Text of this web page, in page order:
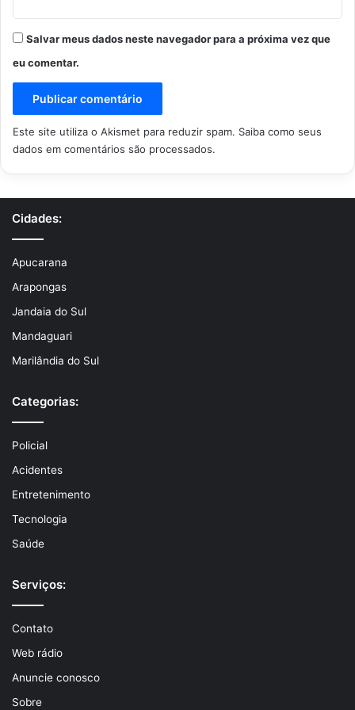
Salvar meus dados neste navegador para a próxima vez que
eu comentar.
Este site utiliza o Akismet para reduzir spam. Saiba como seus
dados em comentários são processados.
Cidades:
Apucarana
Arapongas
Jandaia do Sul
Mandaguari
Marilândia do Sul
Categorias:
Policial
Acidentes
Entretenimento
Tecnologia
Saúde
Serviços:
Contato
Web rádio
Anuncie conosco
Sobre